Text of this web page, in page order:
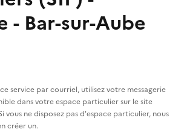
- Bar-sur-Aube
service par courriel, utilisez votre messagerie
dans votre espace particulier sur le site
vous ne disposez pas d'espace particulier, nous
créer un.